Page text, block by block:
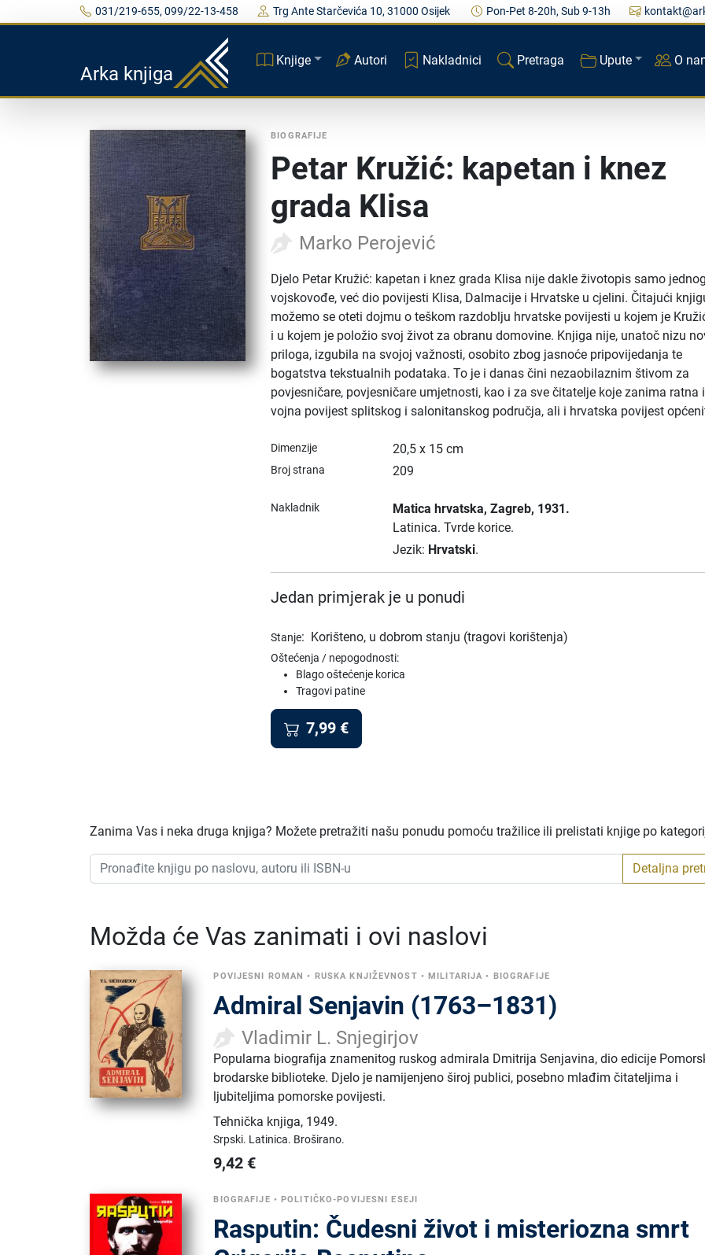
031/219-655, 099/22-13-458 Trg Ante Starčevića 10, 31000 Osijek Pon-Pet 8-20h, Sub 9-13h
Arka knjiga
Knjige Autori Nakladnici Pretraga Upute O
BIOGRAFIJE
Petar Kružić: kapetan i knez
grada Klisa
Marko Perojević
Djelo Petar Kružić: kapetan i knez grada Klisa nije dakle životopis samo jednog
vojskovođe, već dio povijesti Klisa, Dalmacije i Hrvatske u cjelini. Čitajući
možemo se oteti dojmu o teškom razdoblju hrvatske povijesti u kojem je
i u kojem je položio svoj život za obranu domovine. Knjiga nije, unatoč nizu
priloga, izgubila na svojoj važnosti, osobito zbog jasnoće pripovijedanja te
bogatstva tekstualnih podataka. To je i danas čini nezaobilaznim štivom za
povjesničare, povjesničare umjetnosti, kao i za sve čitatelje koje zanima ratna i
vojna povijest splitskog i salonitanskog područja, ali i hrvatska povijest
Dimenzije 20,5 x 15 cm
Broj strana 209
Nakladnik Matica hrvatska, Zagreb, 1931.
Latinica. Tvrde korice.
Jezik: Hrvatski.
Jedan primjerak je u ponudi
Stanje: Korišteno, u dobrom stanju (tragovi korištenja)
Oštećenja / nepogodnosti:
Blago oštećenje korica
Tragovi patine
7,99 €
Zanima Vas i neka druga knjiga? Možete pretražiti našu ponudu pomoću tražilice ili prelistati knjige po
Detaljna
Možda će Vas zanimati i ovi naslovi
POVIJESNI ROMAN • RUSKA KNJIŽEVNOST •MILITARIJA • BIOGRAFIJE
Admiral Senjavin (1763–1831)
Vladimir L. Snjegirjov
Popularna biografija znamenitog ruskog admirala Dmitrija Senjavina, dio edicije
brodarske biblioteke. Djelo je namijenjeno široj publici, posebno mlađim čitateljima i
ljubiteljima pomorske povijesti.
Tehnička knjiga, 1949.
Srpski. Latinica. Broširano.
9,42 €
BIOGRAFIJE •POLITIČKO-POVIJESNI ESEJI
Rasputin: Čudesni život i misteriozna smrt